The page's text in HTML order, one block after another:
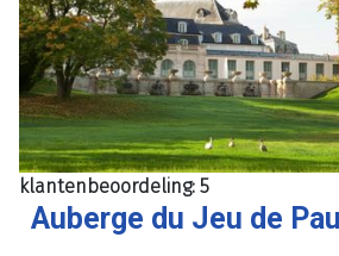
klantenbeoordeling: 5
Auberge du Jeu de